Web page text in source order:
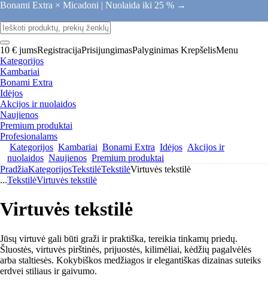
Bonami Extra × Micadoni | Nuolaida iki 25 % →
10 € jumsRegistracijaPrisijungimasPalyginimas KrepšelisMenu
Kategorijos
Kambariai
Bonami Extra
Idėjos
Akcijos ir nuolaidos
Naujienos
Premium produktai
Profesionalams
Kategorijos Kambariai Bonami Extra Idėjos Akcijos ir
nuolaidos Naujienos Premium produktai
PradžiaKategorijosTekstilėTekstilėVirtuvės tekstilė
...TekstilėVirtuvės tekstilė
Virtuvės tekstilė
Jūsų virtuvė gali būti graži ir praktiška, tereikia tinkamų priedų.
Šluostės, virtuvės pirštinės, prijuostės, kilimėliai, kėdžių pagalvėlės
arba staltiesės. Kokybiškos medžiagos ir elegantiškas dizainas suteiks
erdvei stiliaus ir gaivumo.